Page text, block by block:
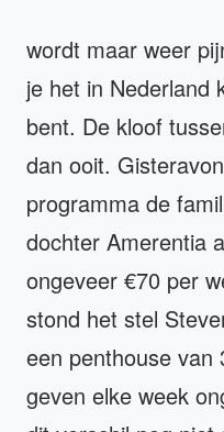
wordt maar weer
je het in Nederland
bent. De kloof
dan ooit.
programma de
dochter Amerentia
ongeveer €70 per
stond het stel
een penthouse van
geven elke week